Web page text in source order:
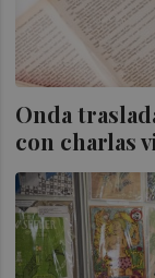
Onda
con charlas